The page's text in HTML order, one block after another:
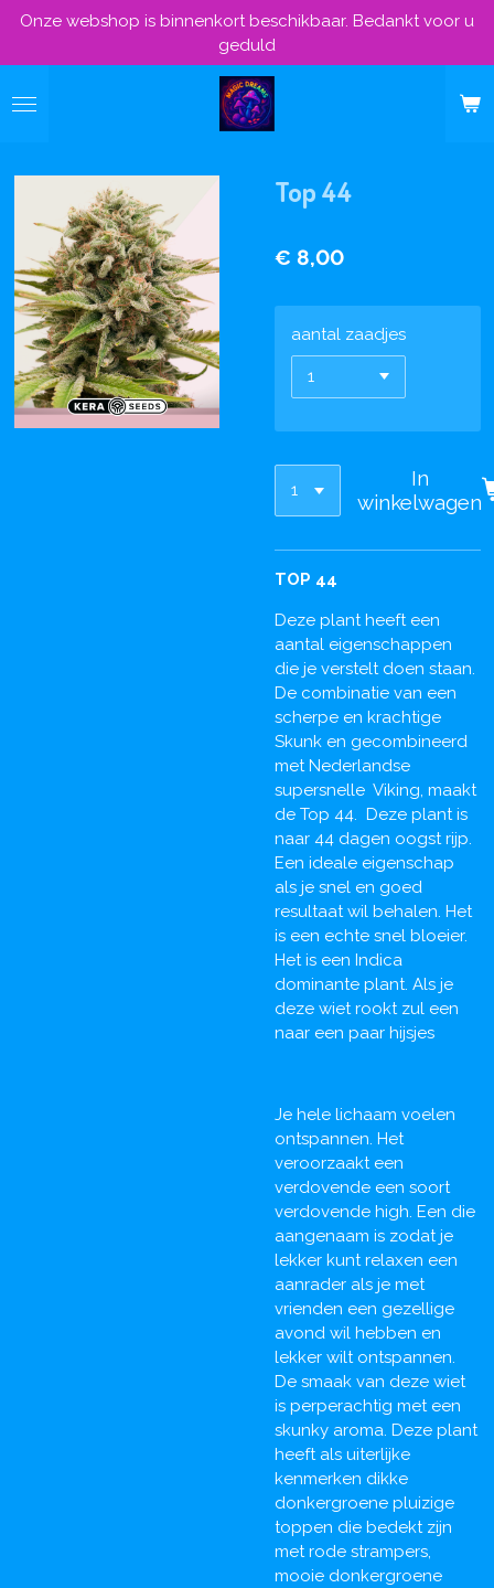
Ga
naar
de
Onze webshop is binnenkort beschikbaar. Bedankt voor u
geduld
Top 44
€ 8,00
aantal zaadjes
In
winkelwagen
TOP 44
Deze plant heeft een
aantal eigenschappen
die je verstelt doen staan.
De combinatie van een
scherpe en krachtige
Skunk en gecombineerd
met Nederlandse
supersnelle Viking, maakt
de Top 44. Deze plant is
naar 44 dagen oogst rijp.
Een ideale eigenschap
als je snel en goed
resultaat wil behalen. Het
is een echte snel bloeier.
Het is een Indica
dominante plant. Als je
deze wiet rookt zul een
naar een paar hijsjes
Je hele lichaam voelen
ontspannen. Het
veroorzaakt een
verdovende een soort
verdovende high. Een die
aangenaam is zodat je
lekker kunt relaxen een
aanrader als je met
vrienden een gezellige
avond wil hebben en
lekker wilt ontspannen.
De smaak van deze wiet
is perperachtig met een
skunky aroma. Deze plant
heeft als uiterlijke
kenmerken dikke
donkergroene pluizige
toppen die bedekt zijn
met rode strampers,
mooie donkergroene